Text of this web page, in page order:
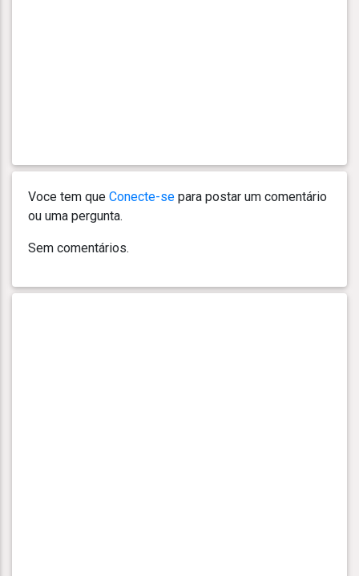
Voce tem que Conecte-se para postar um comentário
ou uma pergunta.
Sem comentários.